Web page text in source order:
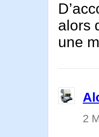
alors
une
2